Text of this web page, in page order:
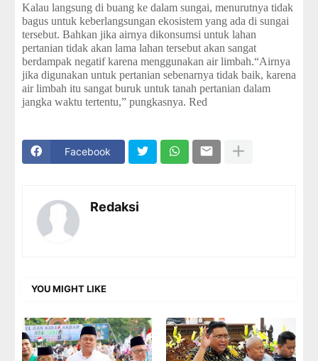
Kalau langsung di buang ke dalam sungai, menurutnya tidak
bagus untuk keberlangsungan ekosistem yang ada di sungai
tersebut. Bahkan jika airnya dikonsumsi untuk lahan
pertanian tidak akan lama lahan tersebut akan sangat
berdampak negatif karena menggunakan air limbah.“Airnya
jika digunakan untuk pertanian sebenarnya tidak baik, karena
air limbah itu sangat buruk untuk tanah pertanian dalam
jangka waktu tertentu,” pungkasnya. Red
Facebook
Redaksi
YOU MIGHT LIKE